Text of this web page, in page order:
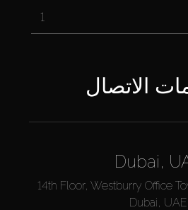
1
الاتصال
Dubai,
14th Floor, Westburry Office
Dubai, UAE